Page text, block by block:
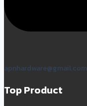
apnhardware@gmail.com
Top Product